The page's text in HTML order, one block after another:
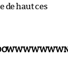
de haut ces